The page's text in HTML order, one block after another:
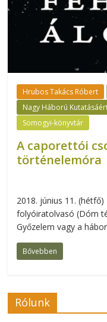
Hrubos Takács Róbert
Nagy Háború
Somogyi-könyvtár
A caporettói
történelemóra
2018. június 11.
folyóiratolvasó (Dóm
Győzelem vagy a
Bővebben
Rólunk